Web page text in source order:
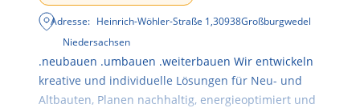
Adresse: Heinrich-Wöhler-Straße 1,30938Großburgwedel
Niedersachsen
.neubauen .umbauen .weiterbauen Wir entwickeln
kreative und individuelle Lösungen für Neu- und
Altbauten, Planen nachhaltig, energieoptimiert und